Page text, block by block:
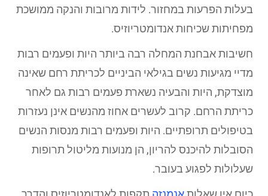
בעלות הפרעות במחזור. לידות מרובות והנקה ממושכת
מפחיתות שכיחות אנדומטריוזיס.
חשיבות אבחנת המחלה רבה ביותר היות ופעמים רבות
מדיי מגיעות נשים בגילאי הביניים לכריתת רחם שאינה
מוצדקת, היות והבעיה נשארת פעמים רבות גם לאחר
כריתת הרחם. קרוב לעשרים אחוז מהנשים אינן נעזרות
בטיפולים תרופתיים. היות ופעמים רבות מנסות הנשים
הסובלות להיכנס להריון, הן מנועות מליטול תרופות
שעלולות לפגוע בעובר.